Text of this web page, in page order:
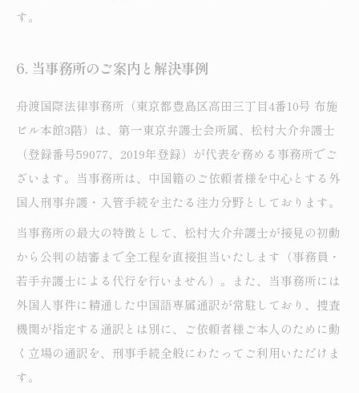
す。
6. 当事務所のご案内と解決事例
舟渡国際法律事務所（東京都豊島区高田三丁目4番10号 布施
ビル本館3階）は、第一東京弁護士会所属、松村大介弁護士
（登録番号59077、2019年登録）が代表を務める事務所でご
ざいます。当事務所は、中国籍のご依頼者様を中心とする外
国人刑事弁護・入管手続を主たる注力分野としております。
当事務所の最大の特徴として、松村大介弁護士が接見の初動
から公判の結審まで全工程を直接担当いたします（事務員・
若手弁護士による代行を行いません）。また、当事務所には
外国人事件に精通した中国語専属通訳が常駐しており、捜査
機関が指定する通訳とは別に、ご依頼者様ご本人のために動
く立場の通訳を、刑事手続全般にわたってご利用いただけま
す。